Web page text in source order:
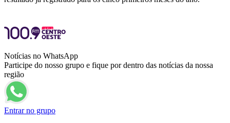
Notícias no WhatsApp
Participe do nosso grupo e fique por dentro das notícias da nossa
região
Entrar no grupo